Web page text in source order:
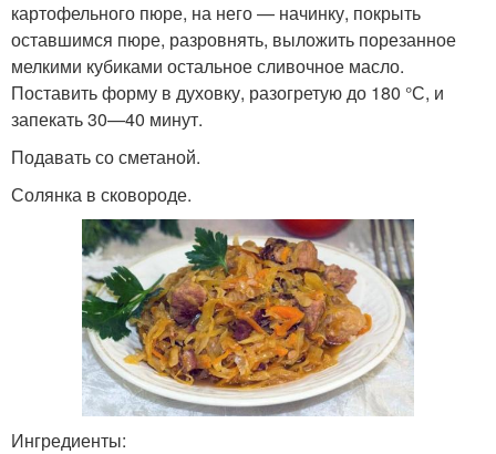
картофельного пюре, на него — начинку, покрыть
оставшимся пюре, разровнять, выложить порезанное
мелкими кубиками остальное сливочное масло.
Поставить форму в духовку, разогретую до 180 °С, и
запекать 30—40 минут.
Подавать со сметаной.
Солянка в сковороде.
Ингредиенты: